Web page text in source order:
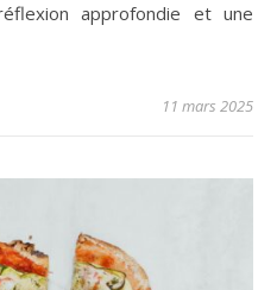
approfondie et une
11 mars 2025